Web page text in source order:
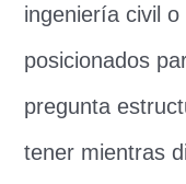
ingeniería civil
posicionados
pregunta
tener mientras